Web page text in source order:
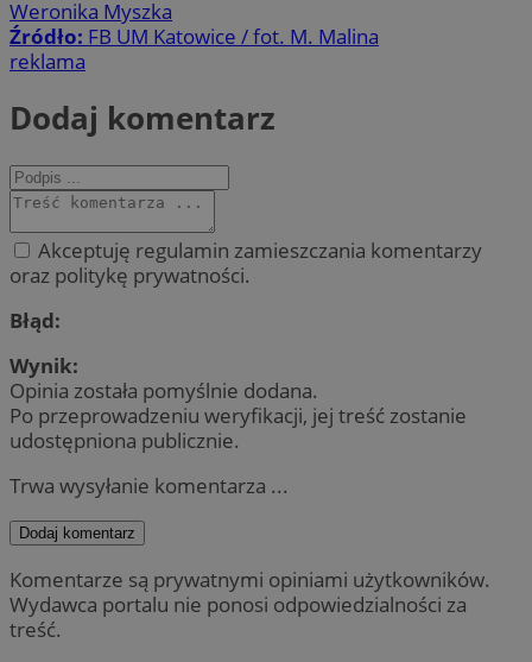
Weronika Myszka
Źródło: FB UM Katowice / fot. M. Malina
reklama
Dodaj komentarz
Akceptuję regulamin zamieszczania komentarzy
oraz politykę prywatności.
Błąd:
Wynik:
Opinia została pomyślnie dodana.
Po przeprowadzeniu weryfikacji, jej treść zostanie
udostępniona publicznie.
Trwa wysyłanie komentarza ...
Dodaj komentarz
Komentarze są prywatnymi opiniami użytkowników.
Wydawca portalu nie ponosi odpowiedzialności za
treść.